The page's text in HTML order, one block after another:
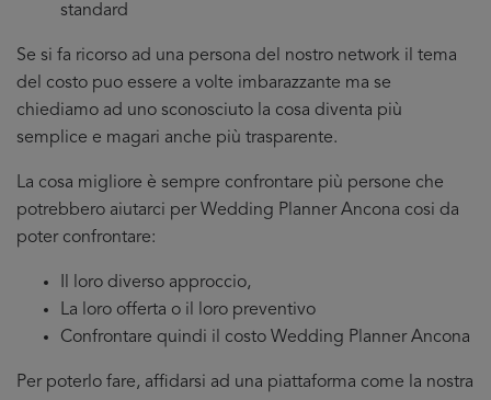
standard
Se si fa ricorso ad una persona del nostro network il tema
del costo puo essere a volte imbarazzante ma se
chiediamo ad uno sconosciuto la cosa diventa più
semplice e magari anche più trasparente.
La cosa migliore è sempre confrontare più persone che
potrebbero aiutarci per Wedding Planner Ancona cosi da
poter confrontare:
Il loro diverso approccio,
La loro offerta o il loro preventivo
Confrontare quindi il costo Wedding Planner Ancona
Per poterlo fare, affidarsi ad una piattaforma come la nostra